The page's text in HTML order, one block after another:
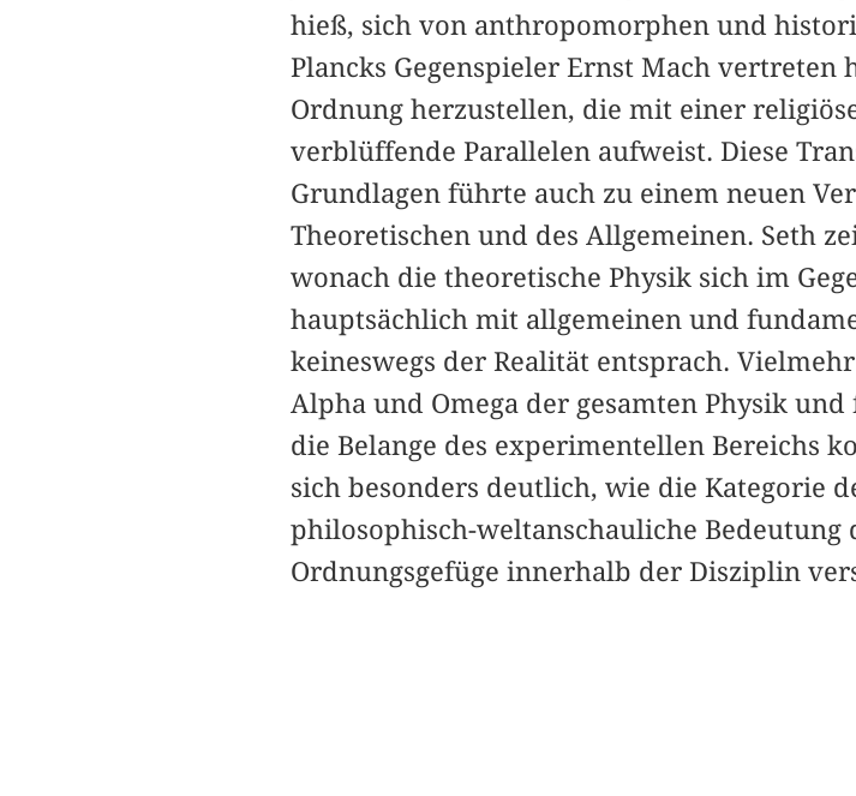
hieß, sich von anthropomorphen und
Plancks Gegenspieler Ernst Mach vertreten
Ordnung herzustellen, die mit einer
verblüffende Parallelen aufweist. Diese
Grundlagen führte auch zu einem neuen
Theoretischen und des Allgemeinen. Seth
wonach die theoretische Physik sich im
hauptsächlich mit allgemeinen und
keineswegs der Realität entsprach.
Alpha und Omega der gesamten Physik
die Belange des experimentellen Bereichs
sich besonders deutlich, wie die Kategorie
philosophisch-weltanschauliche Bedeutung
Ordnungsgefüge innerhalb der Disziplin